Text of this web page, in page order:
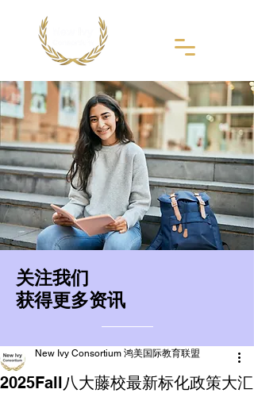
​关注我们
获得更多资讯
2025Fall八大藤校最新标化政策大汇
New Ivy Consortium 鸿美国际教育联盟